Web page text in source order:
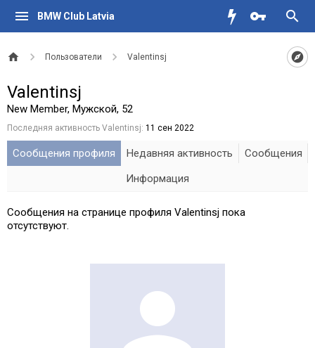
BMW Club Latvia
Пользователи Valentinsj
Valentinsj
New Member, Мужской, 52
Последняя активность Valentinsj: 11 сен 2022
Сообщения профиля Недавняя активность
Сообщения
Информация
Сообщения на странице профиля Valentinsj пока
отсутствуют.